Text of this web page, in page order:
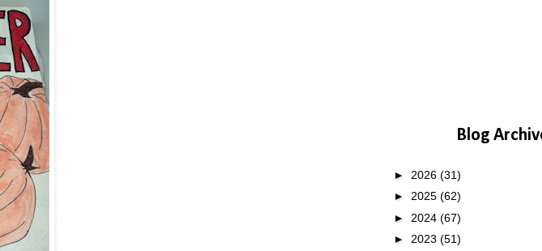
Blog
► 2026 (31)
► 2025 (62)
► 2024 (67)
► 2023 (51)